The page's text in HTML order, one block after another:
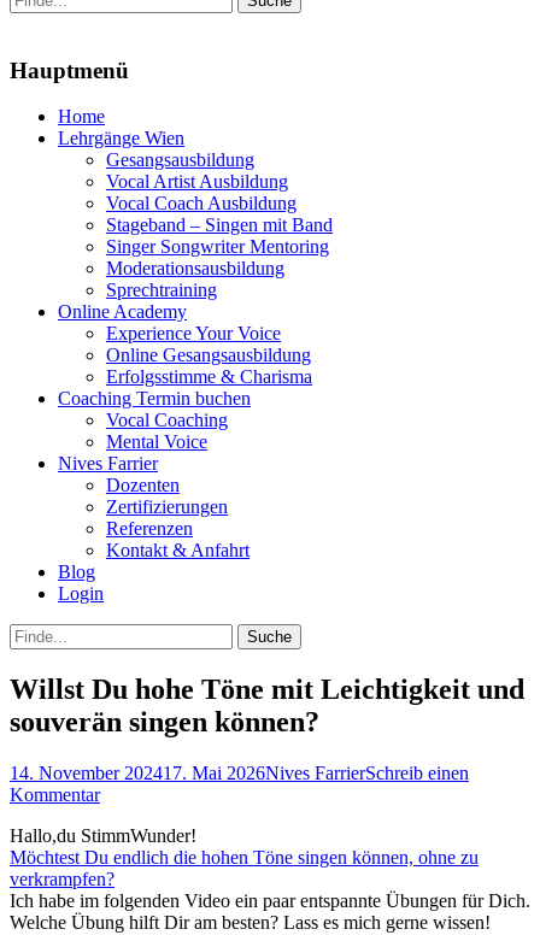
nach:
Hauptmenü
Zum
Inhalt
Home
Lehrgänge Wien
Gesangsausbildung
Vocal Artist Ausbildung
Vocal Coach Ausbildung
Stageband – Singen mit Band
Singer Songwriter Mentoring
Moderationsausbildung
Sprechtraining
Online Academy
Experience Your Voice
Online Gesangsausbildung
Erfolgsstimme & Charisma
Coaching Termin buchen
Vocal Coaching
Mental Voice
Nives Farrier
Dozenten
Zertifizierungen
Referenzen
Kontakt & Anfahrt
Blog
Login
bei
der
Suche
Suche
nach:
Willst Du hohe Töne mit Leichtigkeit und
souverän singen können?
Posted
on
14. November 202417. Mai 2026Autor
Nives FarrierSchreib einen
Kommentar
Hallo,du StimmWunder!
Möchtest Du endlich die hohen Töne singen können, ohne zu
verkrampfen?
Ich habe im folgenden Video ein paar entspannte Übungen für Dich.
Welche Übung hilft Dir am besten? Lass es mich gerne wissen!